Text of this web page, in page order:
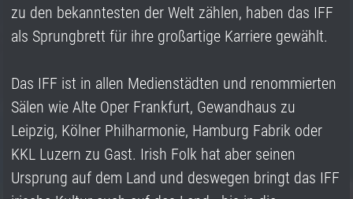
zu den bekanntesten der Welt zählen, haben das IFF
als Sprungbrett für ihre großartige Karriere gewählt.
Das IFF ist in allen Medienstädten und renommierten
Sälen wie Alte Oper Frankfurt, Gewandhaus zu
Leipzig, Kölner Philharmonie, Hamburg Fabrik oder
KKL Luzern zu Gast. Irish Folk hat aber seinen
Ursprung auf dem Land und deswegen bringt das IFF